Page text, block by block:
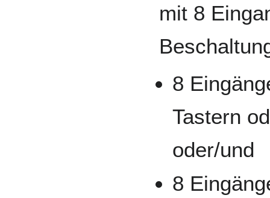
mit 8
8
Tastern
oder/und
8